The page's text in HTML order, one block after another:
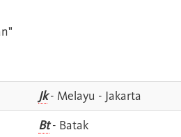
Jk- Melayu - Jakarta
Bt- Batak